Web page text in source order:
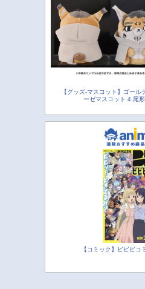
【グッズ-マスコット】ゴー
ーゼマスコット 4.尾形
【コミック】ビビビコ